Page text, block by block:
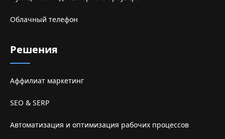
Облачный телефон
Решения
Аффилиат маркетинг
SEO & SERP
Автоматизация и оптимизация рабочих процессов